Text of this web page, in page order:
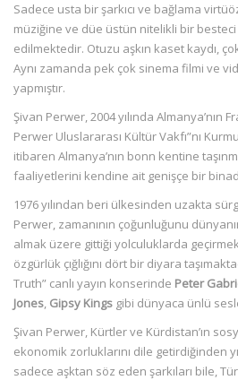
Sadece usta bir şarkıcı ve bağlama
müziğine ve düe üstün nitelikli bir
edilmektedir. Otuzu aşkın kaset kaydı,
Aynı zamanda pek çok sinema filmi ve
yapmıştır.
Şivan Perwer, 2004 yılında Almanya’nın
Perwer Uluslararası Kültür Vakfı”nı
itibaren Almanya’nın bonn kentine
faaliyetlerini kendine ait genişçe bir
1976 yılından beri ülkesinden uzakta
Perwer, zamanının çoğunluğunu
almak üzere gittiği yolculuklarda
özgürlük çığlığını dört bir diyara
Truth” canlı yayın konserinde Peter
Jones, Gipsy Kings gibi dünyaca ünlü
Şivan Perwer, Kürtler ve Kürdistan’ın
ekonomik zorluklarını dile getirdiğinden
sadece aşktan söz eden şarkıları bile,